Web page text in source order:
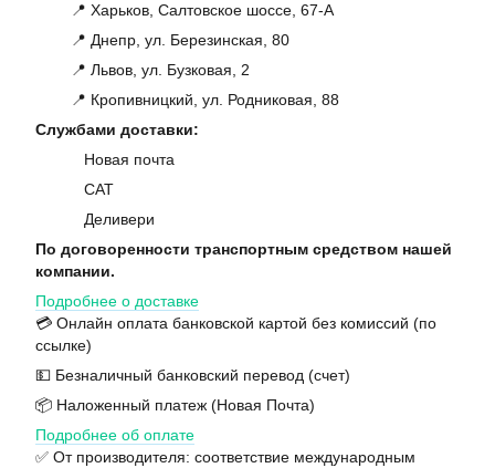
📍 Харьков, Салтовское шоссе, 67-А
📍 Днепр, ул. Березинская, 80
📍 Львов, ул. Бузковая, 2
📍 Кропивницкий, ул. Родниковая, 88
Службами доставки:
Новая почта
САТ
Деливери
По договоренности транспортным средством нашей
компании.
Подробнее о доставке
💳 Онлайн оплата банковской картой без комиссий (по
ссылке)
💵 Безналичный банковский перевод (счет)
📦 Наложенный платеж (Новая Почта)
Подробнее об оплате
✅ От производителя: соответствие международным